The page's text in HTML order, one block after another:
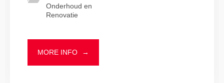
Onderhoud en
Renovatie
MORE INFO →